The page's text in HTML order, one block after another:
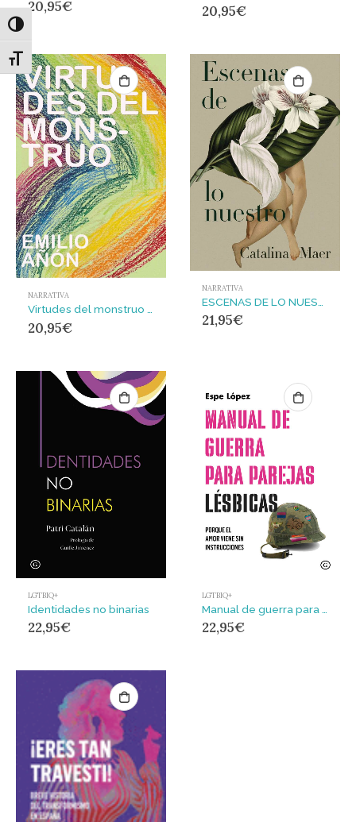
Alternar alto contraste
Alternar tamaño de letra
20,95€ 20,95€
NARRATIVA
20,95€
NARRATIVA
21,95€
LGTBIQ+
Identidades no binarias
22,95€
LGTBIQ+
22,95€